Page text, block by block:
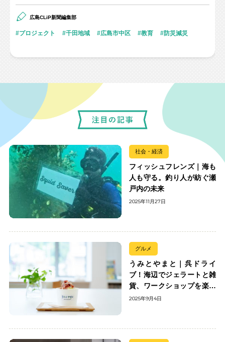
広島CLiP新聞編集部
プロジェクト 千田地域 広島市中区 教育 防災減災
社会・経済
フィッシュフレンズ｜海も
人も守る。釣り人が紡ぐ瀬
戸内の未来
2025年11月27日
グルメ
うみとやまと｜呉ドライ
ブ！海辺でジェラートと雑
貨、ワークショップを楽し
む
2025年9月4日